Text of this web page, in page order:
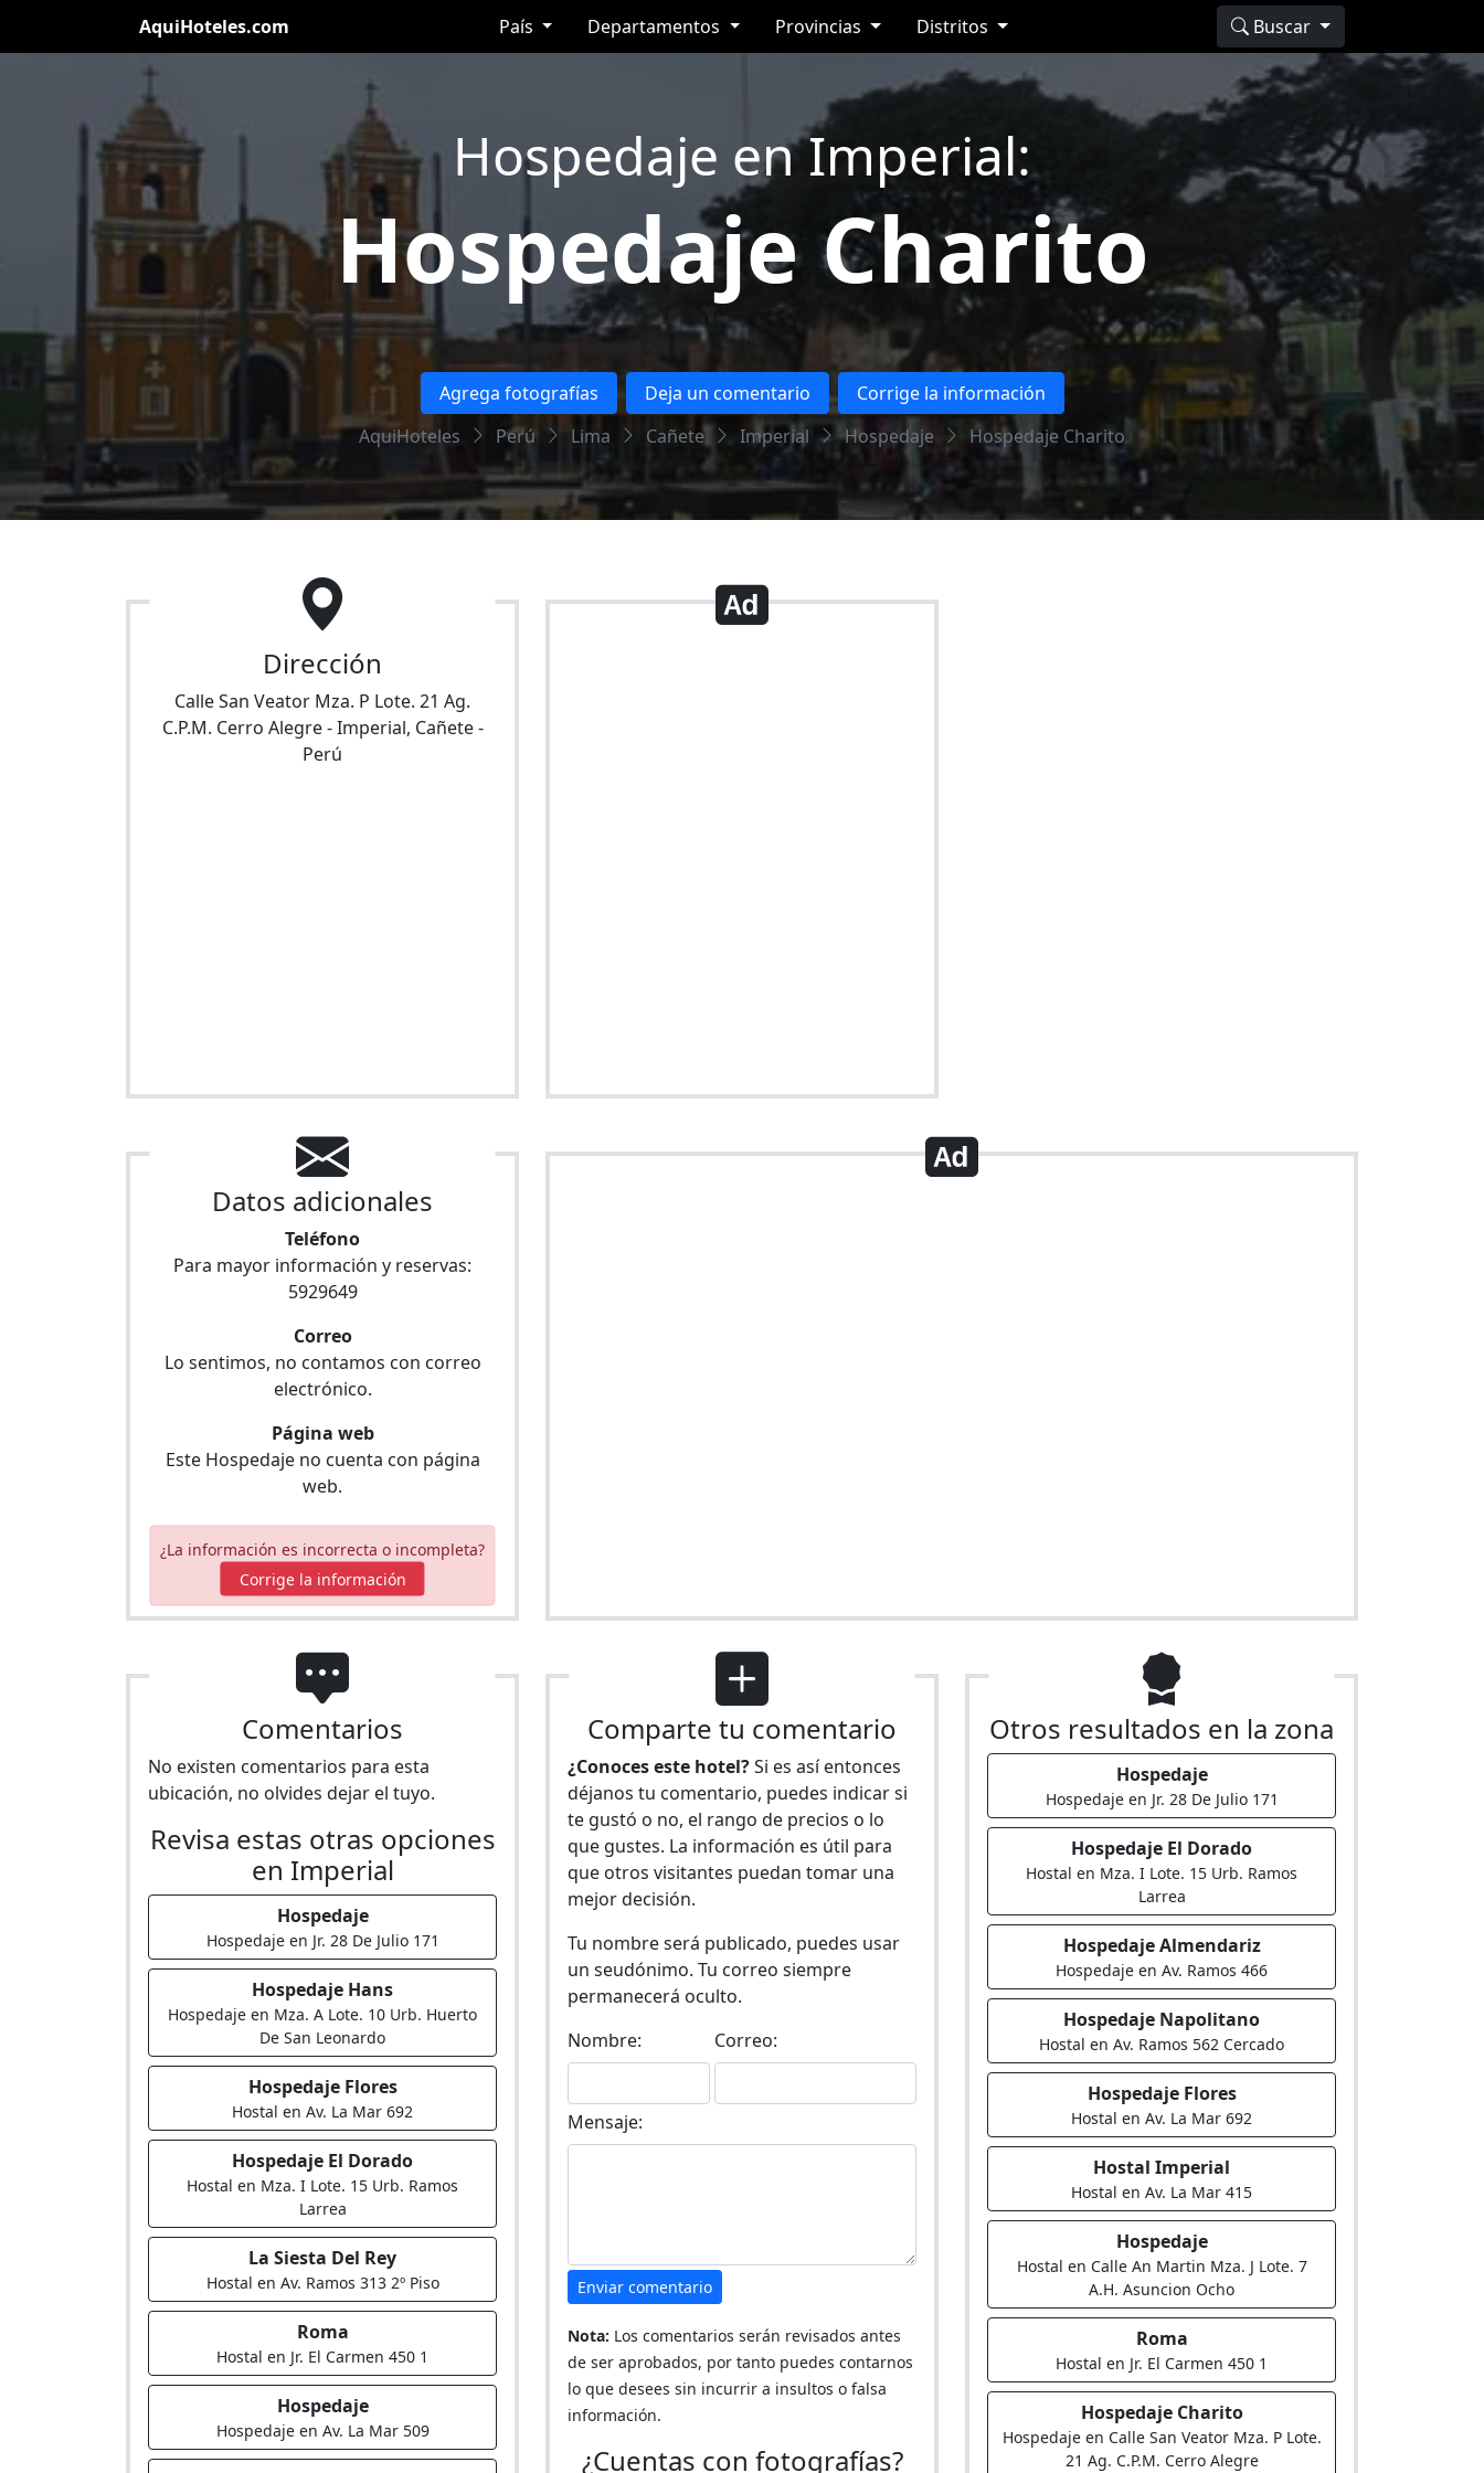
AquiHoteles.com País Departamentos Provincias Distritos Buscar
Hospedaje en Imperial:
Hospedaje Charito
Agrega fotografías Deja un comentario
Corrige la información
AquiHoteles
Perú Lima Cañete Imperial Hospedaje Hospedaje Charito
Dirección
Calle San Veator Mza. P Lote. 21 Ag.
C.P.M. Cerro Alegre-Imperial, Cañete-
Perú
Datos adicionales
Teléfono
Para mayor información y reservas:
5929649
Correo
Lo sentimos, no contamos con correo
electrónico.
Página web
Este Hospedaje no cuenta con página
web.
¿La información es incorrecta o incompleta?
Corrige la información
Comentarios
No existen comentarios para esta
ubicación, no olvides dejar el tuyo.
Revisa estas otras opciones
en Imperial
Hospedaje
Hospedaje en Jr. 28 De Julio 171
Hospedaje Hans
Hospedaje en Mza. A Lote. 10 Urb. Huerto
De San Leonardo
Hospedaje Flores
Hostal en Av. La Mar 692
Hospedaje El Dorado
Hostal en Mza. I Lote. 15 Urb. Ramos
Larrea
La Siesta Del Rey
Hostal en Av. Ramos 313 2º Piso
Roma
Hostal en Jr. El Carmen 450 1
Hospedaje
Hospedaje en Av. La Mar 509
Comparte tu comentario
¿Conoces este hotel?Si es así entonces
déjanos tu comentario, puedes indicar si
te gustó o no, el rango de precios o lo
que gustes. La información es útil para
que otros visitantes puedan tomar una
mejor decisión.
Tu nombre será publicado, puedes usar
un seudónimo. Tu correo siempre
permanecerá oculto.
Nombre:
Correo:
Mensaje:
Enviar comentario
Nota: Los comentarios serán revisados antes
de ser aprobados, por tanto puedes contarnos
lo que desees sin incurrir a insultos o falsa
información.
¿Cuentas con fotografías?
Otros resultados en la zona
Hospedaje
Hospedaje en Jr. 28 De Julio 171
Hospedaje El Dorado
Hostal en Mza. I Lote. 15 Urb. Ramos
Larrea
Hospedaje Almendariz
Hospedaje en Av. Ramos 466
Hospedaje Napolitano
Hostal en Av. Ramos 562 Cercado
Hospedaje Flores
Hostal en Av. La Mar 692
Hostal Imperial
Hostal en Av. La Mar 415
Hospedaje
Hostal en Calle An Martin Mza. J Lote. 7
A.H. Asuncion Ocho
Roma
Hostal en Jr. El Carmen 450 1
Hospedaje Charito
Hospedaje en Calle San Veator Mza. P Lote.
21 Ag. C.P.M. Cerro Alegre